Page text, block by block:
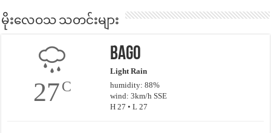
မိုးလေဝသ သတင်းများ
27C
Bago
Light Rain
humidity: 88%
wind: 3km/h SSE
H 27 • L 27